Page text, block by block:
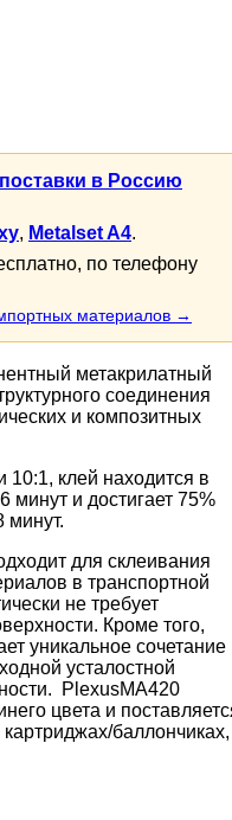
в Россию
, Metalset A4.
по телефону
материалов →
метакрилатный
соединения
и композитных
клей находится в
минут и достигает 75%
минут.
для склеивания
в транспортной
не требует
Кроме того,
уникальное сочетание
усталостной
PlexusMA420
цвета и
баллончиках,